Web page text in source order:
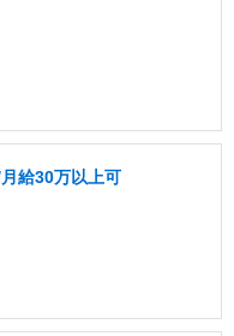
給30万以上可